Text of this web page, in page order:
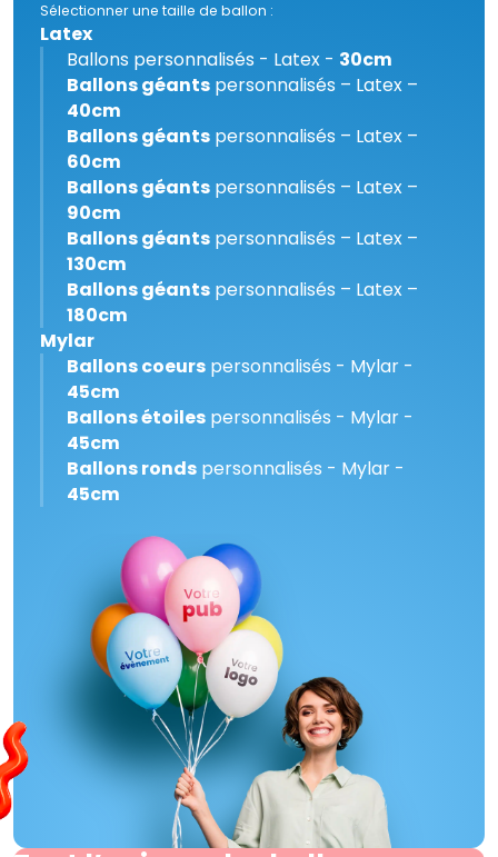
Sélectionner une taille de ballon :
Latex
Ballons personnalisés - Latex - 30cm
Ballons géants personnalisés – Latex –
40cm
Ballons géants personnalisés – Latex –
60cm
Ballons géants personnalisés – Latex –
90cm
Ballons géants personnalisés – Latex –
130cm
Ballons géants personnalisés – Latex –
180cm
Mylar
Ballons coeurs personnalisés - Mylar -
45cm
Ballons étoiles personnalisés - Mylar -
45cm
Ballons ronds personnalisés - Mylar -
45cm